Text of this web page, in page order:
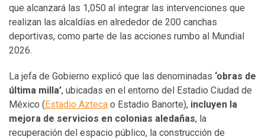
que alcanzará las 1,050 al integrar las intervenciones que
realizan las alcaldías en alrededor de 200 canchas
deportivas, como parte de las acciones rumbo al Mundial
2026.
La jefa de Gobierno explicó que las denominadas ‘obras de
última milla’, ubicadas en el entorno del Estadio Ciudad de
México (Estadio Azteca o Estadio Banorte), incluyen la
mejora de servicios en colonias aledañas, la
recuperación del espacio público, la construcción de